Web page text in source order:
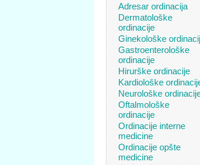
Adresar ordinacija
Dermatološke
ordinacije
Ginekološke
Gastroenterološke
ordinacije
Hirurške ordinacije
Kardiološke
Neurološke
Oftalmološke
ordinacije
Ordinacije interne
medicine
Ordinacije opšte
medicine